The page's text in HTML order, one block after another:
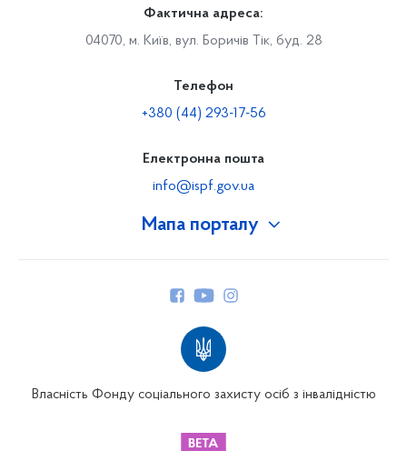
Мапа порталу
Фактична адреса:
04070, м. Київ, вул. Боричів Тік, буд. 28
Телефон
+380 (44) 293-17-56
Електронна пошта
info@ispf.gov.ua
Власність Фонду соціального захисту осіб з інвалідністю